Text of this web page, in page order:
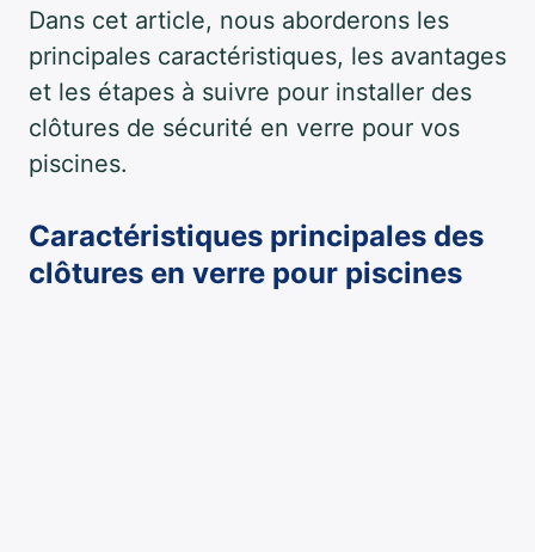
Dans cet article, nous aborderons les
principales caractéristiques, les avantages
et les étapes à suivre pour installer des
clôtures de sécurité en verre pour vos
piscines.
Caractéristiques principales des
clôtures en verre pour piscines